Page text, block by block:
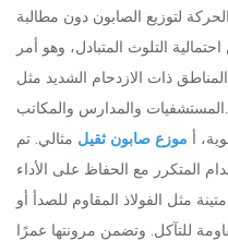
لتوزيع الصابون دون مطالبة
التلوث المتبادل، وهو أمر
ذات الازدحام الشديد مثل
المستشفيات والمدارس والمكاتب.
أ موزع صابون ثقيل مثالي. تم
المتكرر مع الحفاظ على الأداء
مثل الفولاذ المقاوم للصدأ أو
للتآكل. وتضمن مرونتها عمرًا